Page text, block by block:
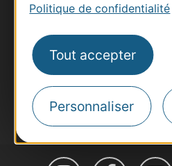
Politique de confidentialité
Tout accepter
Personnaliser
Voyagistes
Inscrivez-vous à la lettre
Destination Occitanie pour
suggestions de séjours, de
Je m'abonne